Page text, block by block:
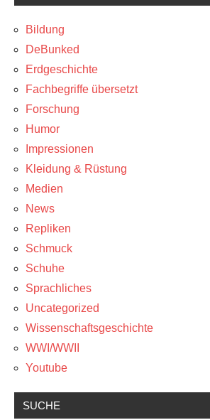
Bildung
DeBunked
Erdgeschichte
Fachbegriffe übersetzt
Forschung
Humor
Impressionen
Kleidung & Rüstung
Medien
News
Repliken
Schmuck
Schuhe
Sprachliches
Uncategorized
Wissenschaftsgeschichte
WWI/WWII
Youtube
SUCHE